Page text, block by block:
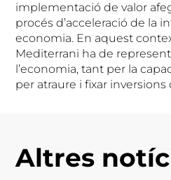
implementació de valor
procés d’acceleració de la
economia. En aquest
Mediterrani ha de
l’economia, tant per la
per atraure i fixar inversions
Altres